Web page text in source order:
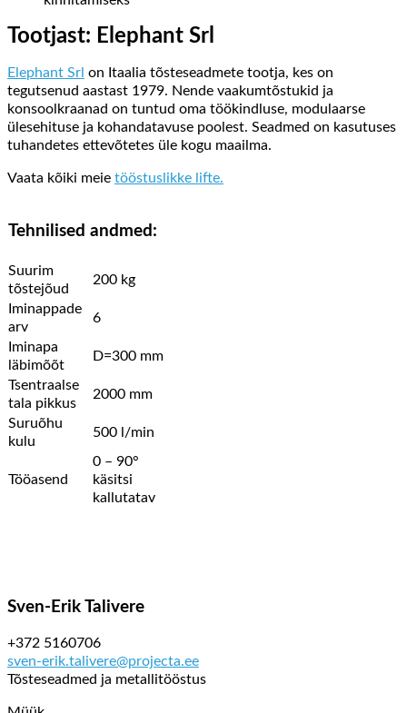
Tootjast: Elephant Srl
Elephant Srl on Itaalia tõsteseadmete tootja, kes on
tegutsenud aastast 1979. Nende vaakumtõstukid ja
konsoolkraanad on tuntud oma töökindluse, modulaarse
ülesehituse ja kohandatavuse poolest. Seadmed on kasutuses
tuhandetes ettevõtetes üle kogu maailma.
Vaata kõiki meie tööstuslikke lifte.
Tehnilised andmed:
Suurim
tõstejõud
200 kg
Iminappade
arv
6
Iminapa
läbimõõt
D=300 mm
Tsentraalse
tala pikkus
2000 mm
Suruõhu
kulu
500 l/min
Tööasend
0 – 90°
käsitsi
kallutatav
Sven-Erik Talivere
+372 5160706
sven-erik.talivere@projecta.ee
Tõsteseadmed ja metallitööstus